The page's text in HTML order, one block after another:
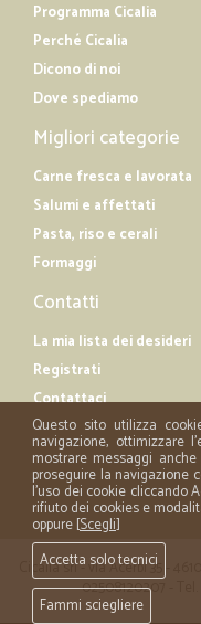
Programma Cicalia
Perché Cicalia
Dicono di noi
Dove spediamo
Migliori categorie
Carne fresca e lavorata
Salumi e affettati
Pasta, riso e cerali
Formaggi
Contatti
La mia lista dei desideri
Registrati
Contattaci
Cicalia srl - via Acerbi 35 -
02508120207 - Tel.
Questo sito utilizza
navigazione, ottimizzare
mostrare messaggi
proseguire la navigazione
l'uso dei cookie cliccando
rifiuto dei cookies e
oppure [Scegli]
Accetta solo tecnici
Fammi sciegliere